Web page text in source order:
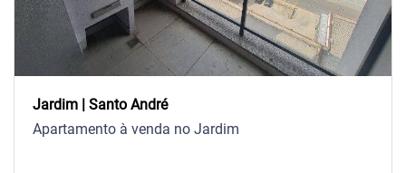
Jardim | Santo André
Apartamento à venda no Jardim